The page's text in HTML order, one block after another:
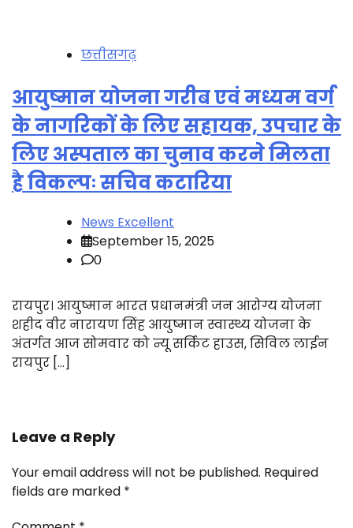
छत्तीसगढ़
आयुष्मान योजना गरीब एवं मध्यम वर्ग
के नागरिकों के लिए सहायक, उपचार के
लिए अस्पताल का चुनाव करने मिलता
है विकल्पः सचिव कटारिया
News Excellent
September 15, 2025
0
रायपुर। आयुष्मान भारत प्रधानमंत्री जन आरोग्य योजना
शहीद वीर नारायण सिंह आयुष्मान स्वास्थ्य योजना के
अंतर्गत आज सोमवार को न्यू सर्किट हाउस, सिविल लाईन
रायपुर […]
Leave a Reply
Your email address will not be published. Required
fields are marked *